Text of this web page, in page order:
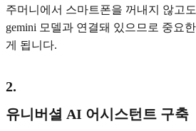
주머니에서 스마트폰을 꺼내지 않고
gemini 모델과 연결돼 있으므로 중요
게 됩니다.
2.
유니버셜 AI 어시스턴트 구축